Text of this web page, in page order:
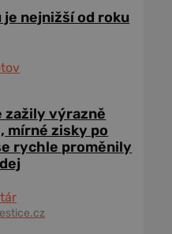
je nejnižší od roku
zažily výrazně
mírné zisky po
rychle proměnily